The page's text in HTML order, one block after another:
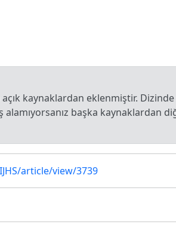
kaynaklardan eklenmiştir.
başka kaynaklardan
article/view/3739